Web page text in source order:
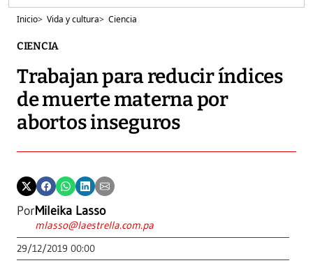
Inicio> Vida y cultura> Ciencia
CIENCIA
Trabajan para reducir índices
de muerte materna por
abortos inseguros
PorMileika Lasso
mlasso@laestrella.com.pa
29/12/2019 00:00